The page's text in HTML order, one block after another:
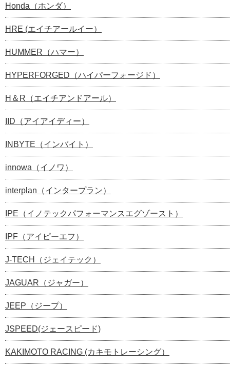
Honda（ホンダ）
HRE (エイチアールイー）
HUMMER（ハマー）
HYPERFORGED（ハイパーフォージド）
H＆R（エイチアンドアール）
IID（アイアイディー）
INBYTE（インバイト）
innowa（イノワ）
interplan（インタープラン）
IPE（イノテックパフォーマンスエグゾースト）
IPF（アイピーエフ）
J-TECH（ジェイテック）
JAGUAR（ジャガー）
JEEP（ジープ）
JSPEED(ジェースピード)
KAKIMOTO RACING (カキモトレーシング）